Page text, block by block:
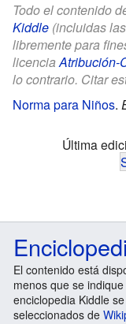
Todo el contenido
Kiddle (incluidas
libremente para
licenciaAtribución-
lo contrario. Citar
Norma para Niños.
Última
El contenido está
menos que se
enciclopedia Kiddle
seleccionados de